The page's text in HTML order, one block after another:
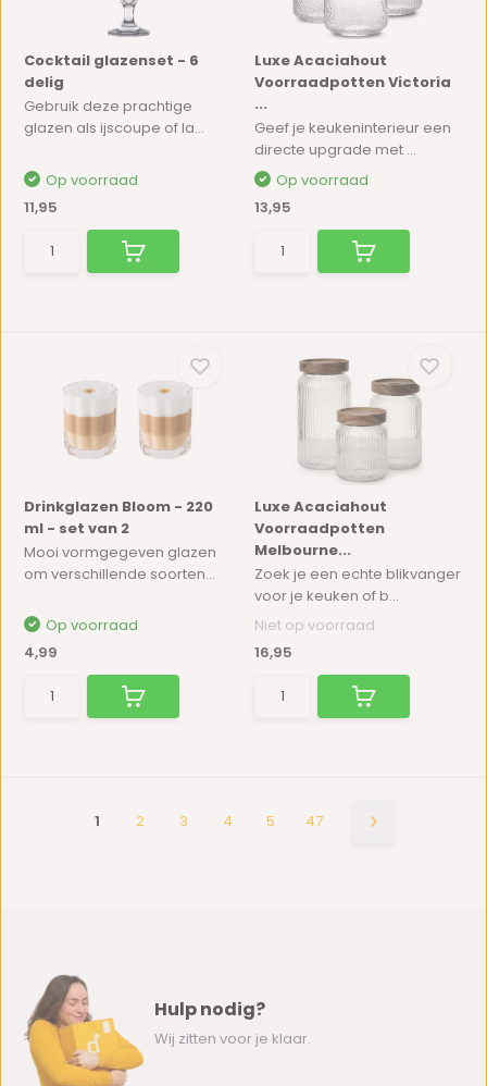
Cocktail glazenset - 6
delig
Gebruik deze prachtige
glazen als ijscoupe of la...
Op voorraad
11,95
Luxe Acaciahout
Voorraadpotten Victoria
...
Geef je keukeninterieur een
directe upgrade met ...
Op voorraad
13,95
Drinkglazen Bloom - 220
ml - set van 2
Mooi vormgegeven glazen
om verschillende soorten...
Op voorraad
4,99
Luxe Acaciahout
Voorraadpotten
Melbourne...
Zoek je een echte blikvanger
voor je keuken of b...
Niet op voorraad
16,95
1 2 3 4 5 47
Hulp nodig?
Wij zitten voor je klaar.